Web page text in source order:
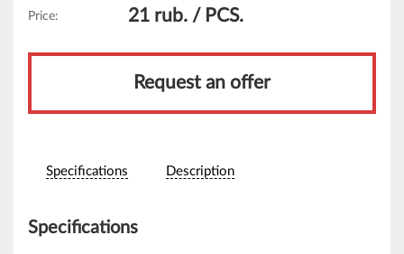
Price: 21 rub. / PCS.
Request an offer
Specifications Description
Specifications